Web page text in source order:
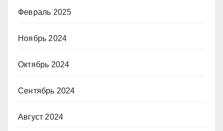
Февраль 2025
Ноябрь 2024
Октябрь 2024
Сентябрь 2024
Август 2024